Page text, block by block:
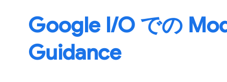
Google I / O での
Guidance